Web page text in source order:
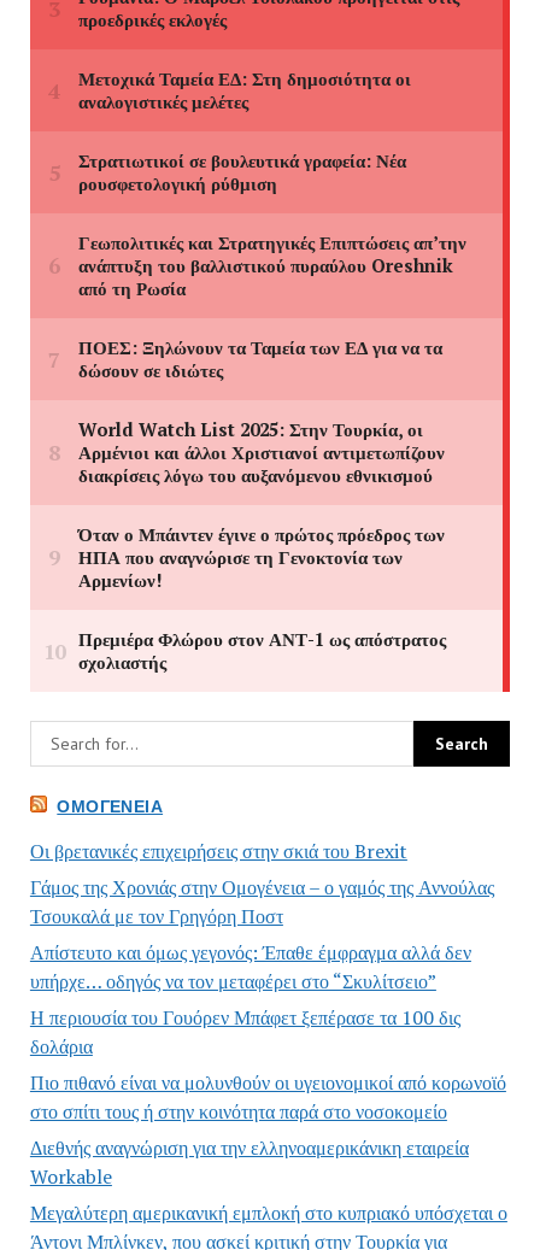
ΟΜΟΓΈΝΕΙΑ
Οι βρετανικές επιχειρήσεις στην σκιά του Brexit
Γάμος της Χρονιάς στην Ομογένεια – ο γαμός της Αννούλας
Τσουκαλά με τον Γρηγόρη Ποστ
Απίστευτο και όμως γεγονός: Έπαθε έμφραγμα αλλά δεν
υπήρχε… οδηγός να τον μεταφέρει στο “Σκυλίτσειο”
Η περιουσία του Γουόρεν Μπάφετ ξεπέρασε τα 100 δις
δολάρια
Πιο πιθανό είναι να μολυνθούν οι υγειονομικοί από κορωνοϊό
στο σπίτι τους ή στην κοινότητα παρά στο νοσοκομείο
Διεθνής αναγνώριση για την ελληνοαμερικάνικη εταιρεία
Workable
Μεγαλύτερη αμερικανική εμπλοκή στο κυπριακό υπόσχεται ο
Άντονι Μπλίνκεν, που ασκεί κριτική στην Τουρκία για